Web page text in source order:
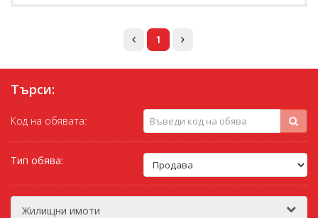
1
Търси:
Код на обявата:
Тип обява:
Жилищни имоти